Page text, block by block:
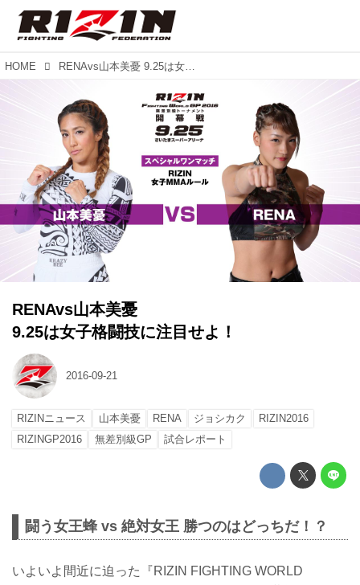
HOME RENAvs山本美憂 9.25は女子格闘技に注目せよ！
RENAvs山本美憂
9.25は女子格闘技に注目せよ！
2016-09-21
RIZINニュース 山本美憂 RENA ジョシカク
RIZIN2016
RIZINGP2016
無差別級GP 試合レポート
闘う女王蜂 vs 絶対女王 勝つのはどっちだ！？
いよいよ間近に迫った『RIZIN FIGHTING WORLD